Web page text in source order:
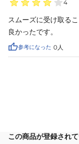
4
スムーズに受け取る
良かったです。
参考になった 0 人
この商品が登録され